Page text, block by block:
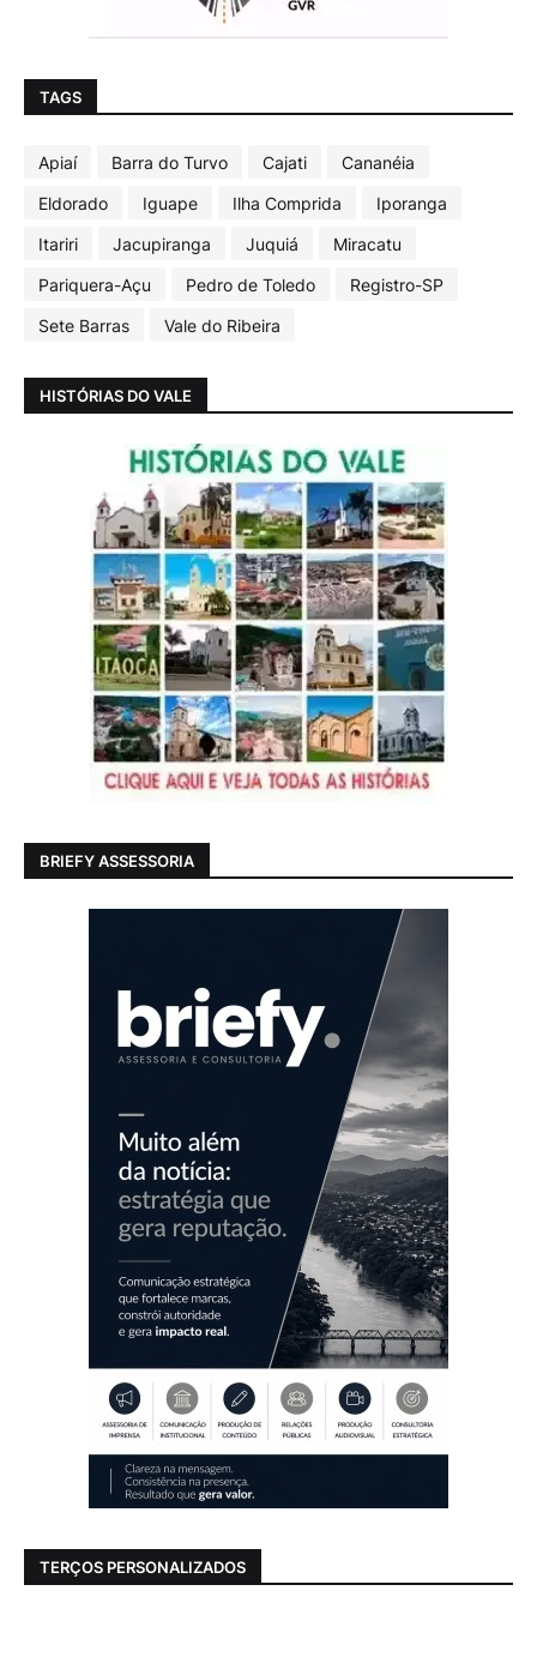
TAGS
Apiaí Barra do Turvo Cajati
Cananéia
Eldorado
Iguape Ilha Comprida
Iporanga
Itariri
Jacupiranga Juquiá
Miracatu
Pariquera-Açu
Pedro de Toledo
Registro-SP
Sete Barras
Vale do Ribeira
HISTÓRIAS DO VALE
BRIEFY ASSESSORIA
TERÇOS PERSONALIZADOS